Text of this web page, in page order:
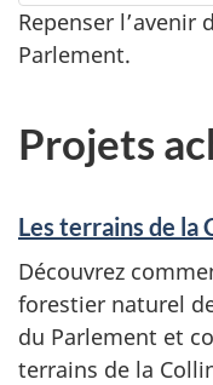
Repenser l’avenir
Parlement.
Projets
Les terrains de la
Découvrez
forestier naturel
du Parlement et
terrains de la